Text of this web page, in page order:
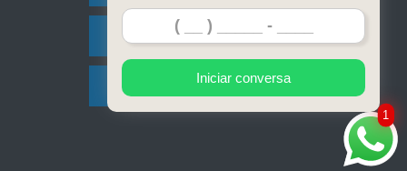
Contato
Mapa do site
1
Iniciar conversa